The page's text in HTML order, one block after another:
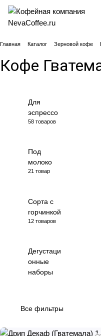
Главная Каталог Зерновой кофе
Кофе
Для
эспрессо
58 товаров
Под
молоко
21 товар
Сорта с
горчинкой
12 товаров
Дегустаци
онные
наборы
Все фильтры